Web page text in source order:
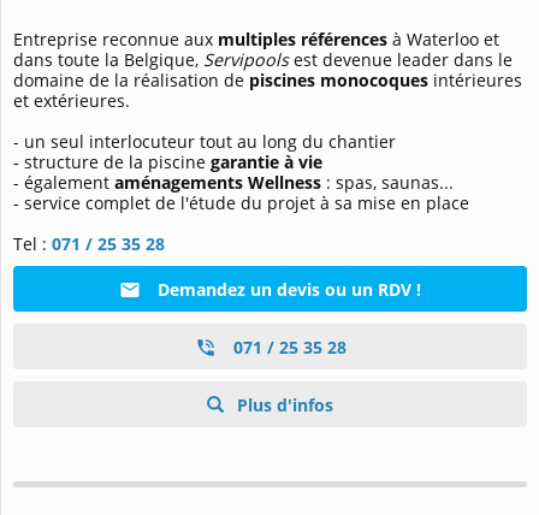
Entreprise reconnue aux multiples références à Waterloo et
dans toute la Belgique, Servipoolsest devenue leader dans le
domaine de la réalisation de piscines monocoques intérieures
et extérieures.
- un seul interlocuteur tout au long du chantier
- structure de la piscine garantie à vie
- également aménagements Wellness : spas, saunas...
- service complet de l'étude du projet à sa mise en place
Tel : 071 / 25 35 28
Demandez un devis ou un RDV !
071 / 25 35 28
Plus d'infos